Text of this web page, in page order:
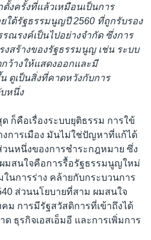
งครั้งที่แล้วเหมือนเป็นการ
ต้รัฐธรรมนูญปี 2560 ที่ถูกรับรอง
ณรงค์เป็นไปอย่างจำกัด ซึ่งการ
งสร้างของรัฐธรรมนูญ เช่น ระบบ
ว้างให้แสดงออกและมี
ดูเป็นสิ่งที่คาดหวังกับการ
หนึ่ง
ก็คือเรื่องระบบยุติธรรม การใข้
งการเมือง มันไม่ใช่ปัญหาที่แก้ได้
นหนึ่งของการชำระกฎหมาย ซึ่ง
มสนใจคือการรื้อรัฐธรรมนูญใหม่
นการร่าง คล้ายกับกระบวนการ
ส่วนนโยบายที่สาม ผมสนใจ
ม การมีรัฐสวัสดิการที่เข้าถึงได้
ธุรกิจเอสเอ็มอี และการเพิ่มการ